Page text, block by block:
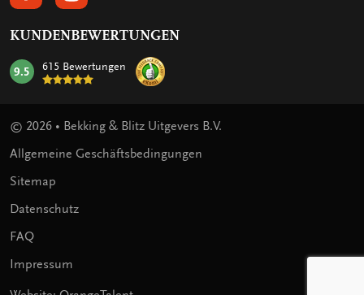
FOLGEN SIE UNS AUF FACEBOOK
FOLGEN SIE UNS AUF INSTAGRAM
KUNDENBEWERTUNGEN
mark:
9.5 615 Bewertungen
© 2026 • Bekking & Blitz Uitgevers B.V.
Allgemeine Geschäftsbedingungen
Sitemap
Datenschutz
FAQ
Impressum